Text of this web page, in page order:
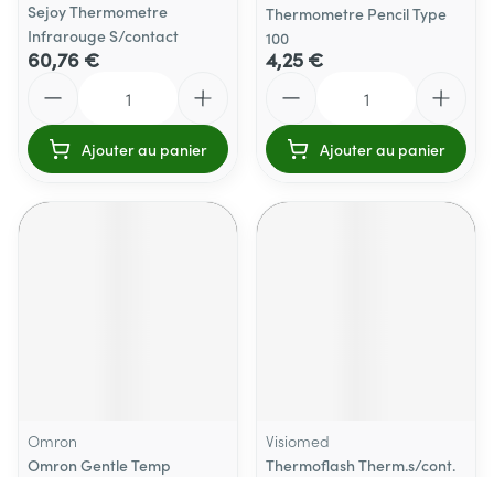
Sejoy Thermometre
Infrarouge S/contact
60,76 €
Ajouter au panier
Thermometre Pencil Type
100
4,25 €
Ajouter au panier
Omron
Omron Gentle Temp
Visiomed
Thermoflash Therm.s/cont.